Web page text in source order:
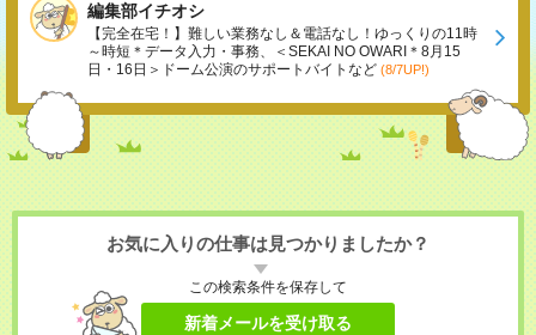
編集部イチオシ
【完全在宅！】難しい業務なし＆電話なし！ゆっくりの11時
～時短＊データ入力・事務、＜SEKAI NO OWARI＊8月15
日・16日＞ドーム公演のサポートバイトなど (8/7UP!)
お気に入りの仕事は見つかりましたか？
この検索条件を保存して
新着メールを受け取る